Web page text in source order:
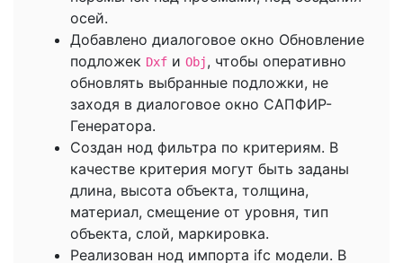
осей.
Добавлено диалоговое окно Обновление
подложек Dxfи Obj, чтобы оперативно
обновлять выбранные подложки, не
заходя в диалоговое окно САПФИР-
Генератора.
Создан нод фильтра по критериям. В
качестве критерия могут быть заданы
длина, высота объекта, толщина,
материал, смещение от уровня, тип
объекта, слой, маркировка.
Реализован нод импорта ifc модели. В